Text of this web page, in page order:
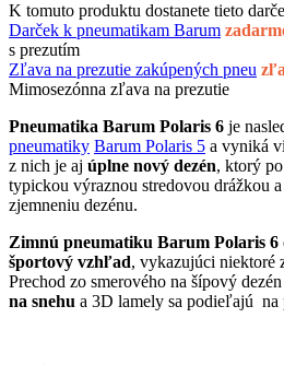
K tomuto produktu dostanete tieto
Darček k pneumatikam Barum
s prezutím
Zľava na prezutie zakúpených pneu
Mimosezónna zľava na prezutie
Pneumatika Barum Polaris 6 je
pneumatiky Barum Polaris 5 a vyniká
z nich je aj úplne nový dezén, ktorý
typickou výraznou stredovou drážkou
zjemneniu dezénu.
Zimnú pneumatiku Barum Polaris 6
športový vzhľad, vykazujúci niektoré
Prechod zo smerového na šípový
na snehu a 3D lamely sa podieľajú na